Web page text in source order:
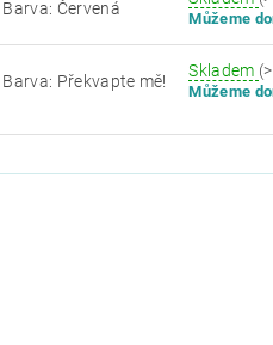
Barva: Červená
Můžeme
Barva: Překvapte mě!
Skladem
Můžeme